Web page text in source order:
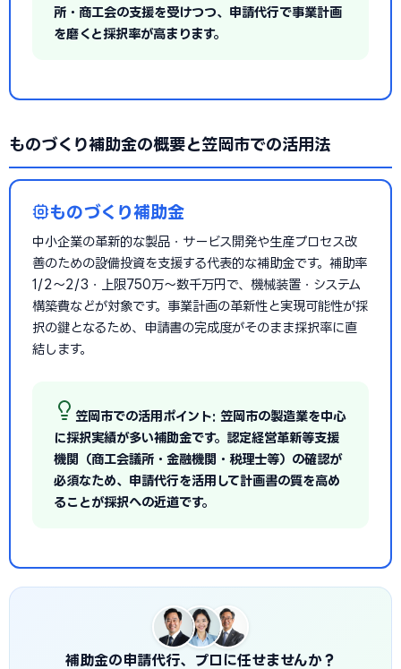
所・商工会の支援を受けつつ、申請代行で事業計画
を磨くと採択率が高まります。
ものづくり補助金の概要と笠岡市での活用法
ものづくり補助金
中小企業の革新的な製品・サービス開発や生産プロセス改
善のための設備投資を支援する代表的な補助金です。補助率
1/2〜2/3・上限750万〜数千万円で、機械装置・システム
構築費などが対象です。事業計画の革新性と実現可能性が採
択の鍵となるため、申請書の完成度がそのまま採択率に直
結します。
笠岡市での活用ポイント: 笠岡市の製造業を中心
に採択実績が多い補助金です。認定経営革新等支援
機関（商工会議所・金融機関・税理士等）の確認が
必須なため、申請代行を活用して計画書の質を高め
ることが採択への近道です。
補助金の申請代行、プロに任せませんか？